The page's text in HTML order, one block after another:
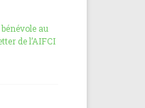
au
de l’AIFCI